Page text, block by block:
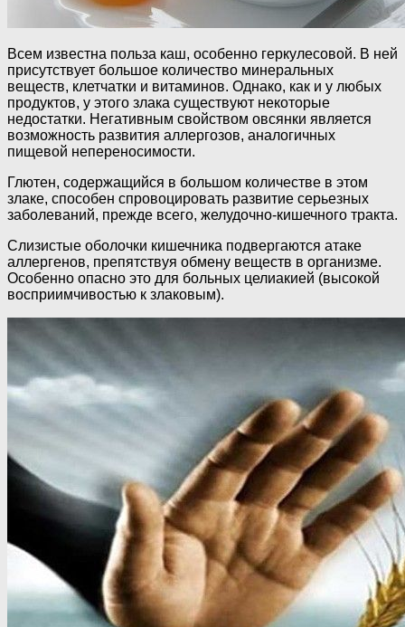
Всем известна польза каш, особенно геркулесовой. В ней
присутствует большое количество минеральных
веществ, клетчатки и витаминов. Однако, как и у любых
продуктов, у этого злака существуют некоторые
недостатки. Негативным свойством овсянки является
возможность развития аллергозов, аналогичных
пищевой непереносимости.
Глютен, содержащийся в большом количестве в этом
злаке, способен спровоцировать развитие серьезных
заболеваний, прежде всего, желудочно-кишечного тракта.
Слизистые оболочки кишечника подвергаются атаке
аллергенов, препятствуя обмену веществ в организме.
Особенно опасно это для больных целиакией (высокой
восприимчивостью к злаковым).